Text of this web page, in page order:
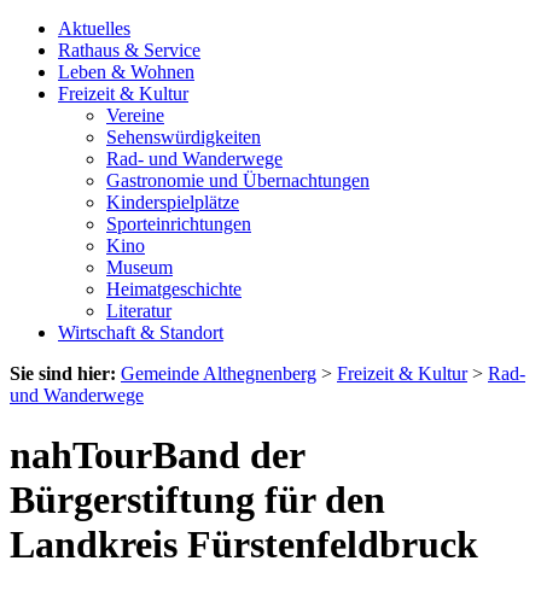
Aktuelles
Rathaus & Service
Leben & Wohnen
Freizeit & Kultur
Vereine
Sehenswürdigkeiten
Rad- und Wanderwege
Gastronomie und Übernachtungen
Kinderspielplätze
Sporteinrichtungen
Kino
Museum
Heimatgeschichte
Literatur
Wirtschaft & Standort
Sie sind hier: Gemeinde Althegnenberg > Freizeit & Kultur> Rad-
und Wanderwege
nahTourBand der
Bürgerstiftung für den
Landkreis Fürstenfeldbruck